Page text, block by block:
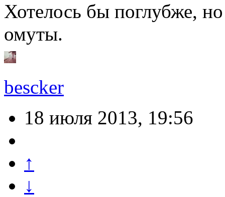
Хотелось бы поглубже,
омуты.
bescker
18 июля 2013, 19:56
↑
↓